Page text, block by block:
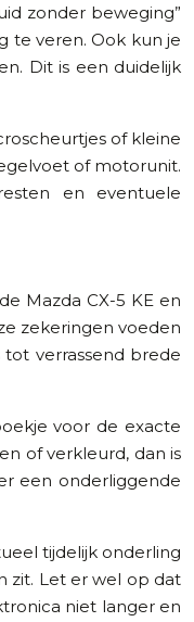
zonder beweging”
te veren. Ook kun je
Dit is een duidelijk
of kleine
of motorunit.
en eventuele
Mazda CX-5 KE en
zekeringen voeden
verrassend brede
voor de exacte
of verkleurd, dan is
een onderliggende
tijdelijk onderling
zit. Let er wel op dat
niet langer en